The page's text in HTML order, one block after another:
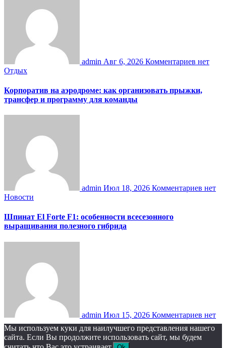
admin Авг 6, 2026 Комментариев нет
Отдых
Корпоратив на аэродроме: как организовать прыжки,
трансфер и программу для команды
admin Июл 18, 2026 Комментариев нет
Новости
Шпинат El Forte F1: особенности всесезонного
выращивания полезного гибрида
admin Июл 15, 2026 Комментариев нет
Мы используем куки для наилучшего представления нашего
сайта. Если Вы продолжите использовать сайт, мы будем